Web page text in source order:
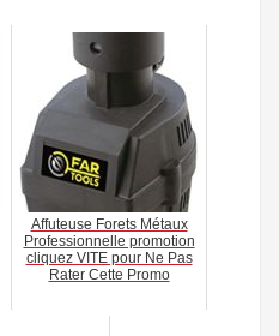
Affuteuse Forets Métaux
Professionnelle promotion
cliquez VITE pour Ne Pas
Rater Cette Promo